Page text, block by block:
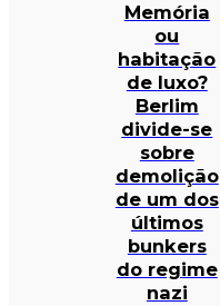
Memória
ou
habitação
de luxo?
Berlim
divide-se
sobre
demolição
de um dos
últimos
bunkers
do regime
nazi